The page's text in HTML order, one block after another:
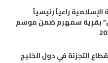
راعياً رئيسياً
بقرية سمهرم ضمن موسم